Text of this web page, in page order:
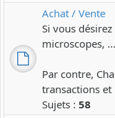
Achat / Vente
Si vous
microscopes,
Par contre,
transactions et
Sujets : 58